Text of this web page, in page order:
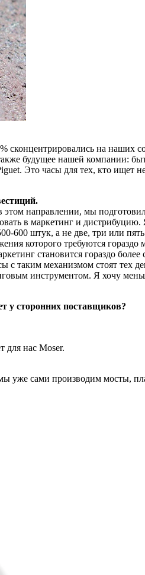
сконцентрировались на
будущее нашей компании:
Это часы для тех, кто ищет
направлении, мы
в маркетинг и
штук, а не две, три или
которого требуются
становится гораздо
с таким механизмом стоят тех
инструментом. Я хочу
у сторонних поставщиков?
для нас Moser.
сами производим мосты,